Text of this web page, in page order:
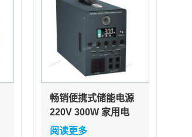
畅销便携式储能电源
220V 300W 家用电
站，带户外储能多充
阅读更多